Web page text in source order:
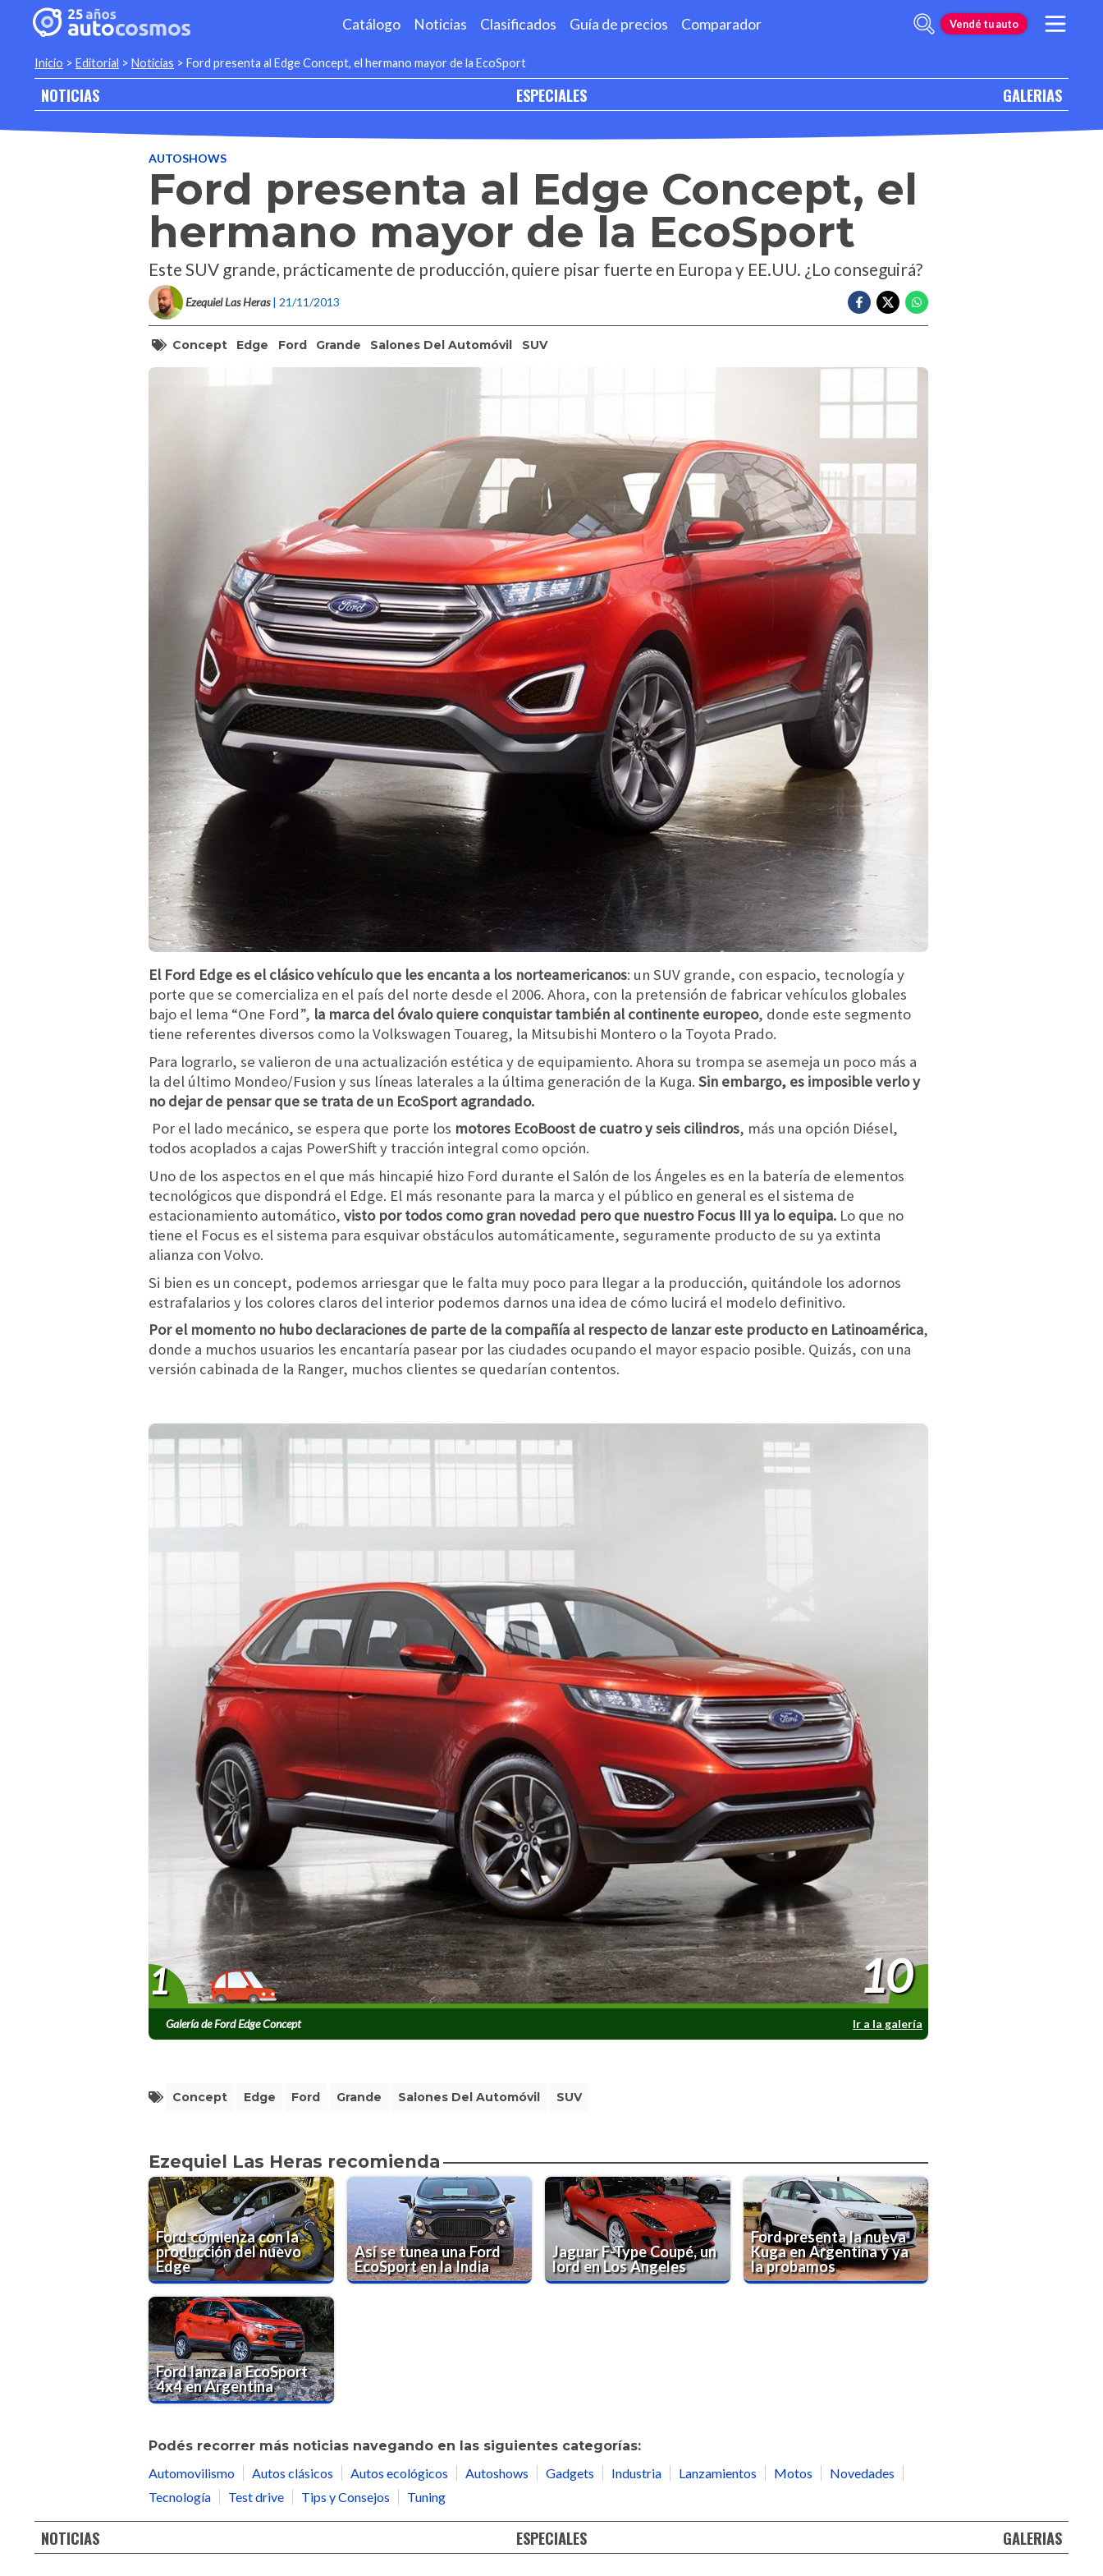
Catálogo Noticias Clasificados Guía de precios Comparador Vendé tu auto
Inicio > Editorial > Noticias > Ford presenta al Edge Concept, el hermano mayor de la EcoSport
NOTICIAS ESPECIALES GALERIAS
AUTOSHOWS
Ford presenta al Edge Concept, el
hermano mayor de la EcoSport
Este SUV grande, prácticamente de producción, quiere pisar fuerte en Europa y EE.UU. ¿Lo conseguirá?
Ezequiel Las Heras | 21/11/2013
Concept Edge Ford Grande Salones Del Automóvil SUV
El Ford Edge es el clásico vehículo que les encanta a los norteamericanos: un SUV grande, con espacio, tecnología y
porte que se comercializa en el país del norte desde el 2006. Ahora, con la pretensión de fabricar vehículos globales
bajo el lema “One Ford”, la marca del óvalo quiere conquistar también al continente europeo, donde este segmento
tiene referentes diversos como la Volkswagen Touareg, la Mitsubishi Montero o la Toyota Prado.
Para lograrlo, se valieron de una actualización estética y de equipamiento. Ahora su trompa se asemeja un poco más a
la del último Mondeo/Fusion y sus líneas laterales a la última generación de la Kuga. Sin embargo, es imposible verlo y
no dejar de pensar que se trata de un EcoSport agrandado.
Por el lado mecánico, se espera que porte los motores EcoBoost de cuatro y seis cilindros, más una opción Diésel,
todos acoplados a cajas PowerShift y tracción integral como opción.
Uno de los aspectos en el que más hincapié hizo Ford durante el Salón de los Ángeles es en la batería de elementos
tecnológicos que dispondrá el Edge. El más resonante para la marca y el público en general es el sistema de
estacionamiento automático, visto por todos como gran novedad pero que nuestro Focus III ya lo equipa. Lo que no
tiene el Focus es el sistema para esquivar obstáculos automáticamente, seguramente producto de su ya extinta
alianza con Volvo.
Si bien es un concept, podemos arriesgar que le falta muy poco para llegar a la producción, quitándole los adornos
estrafalarios y los colores claros del interior podemos darnos una idea de cómo lucirá el modelo definitivo.
Por el momento no hubo declaraciones de parte de la compañía al respecto de lanzar este producto en Latinoamérica,
donde a muchos usuarios les encantaría pasear por las ciudades ocupando el mayor espacio posible. Quizás, con una
versión cabinada de la Ranger, muchos clientes se quedarían contentos.
Galería de Ford Edge Concept Ir a la galería
1 10
Concept Edge Ford Grande Salones Del Automóvil SUV
Ezequiel Las Heras recomienda
Ford comienza con la
producción del nuevo
Edge
Así se tunea una Ford
EcoSport en la India
Jaguar F-Type Coupé, un
lord en Los Angeles
Ford presenta la nueva
Kuga en Argentina y ya
la probamos
Ford lanza la EcoSport
4x4 en Argentina
Podés recorrer más noticias navegando en las siguientes categorías:
Automovilismo
Autos clásicos Autos ecológicos Autoshows Gadgets Industria Lanzamientos Motos
Novedades
Tecnología
Test drive Tips y Consejos Tuning
NOTICIAS ESPECIALES GALERIAS